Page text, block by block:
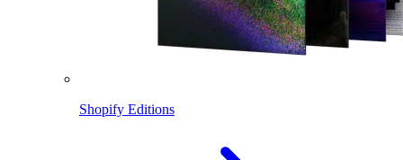
Shopify Editions